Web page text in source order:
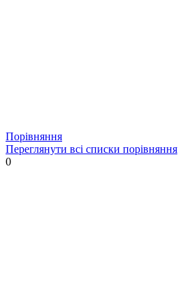
Порівняння
Переглянути всі списки порівняння
0